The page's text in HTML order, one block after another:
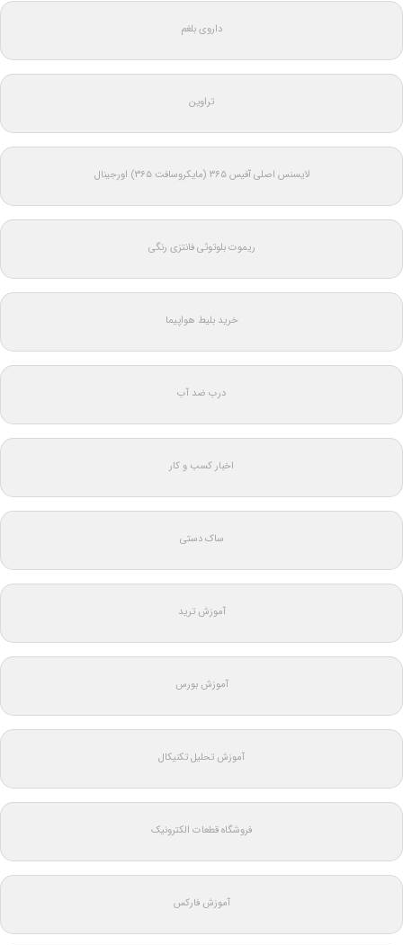
داروی بلغم
تراوین
لایسنس اصلی آفیس ۳۶۵ (مایکروسافت ۳۶۵) اورجینال
ریموت بلوتوثی فانتزی رنگی
خرید بلیط هواپیما
درب ضد آب
اخبار کسب و کار
ساک دستی
آموزش ترید
آموزش بورس
آموزش تحلیل تکنیکال
فروشگاه قطعات الکترونیک
آموزش فارکس